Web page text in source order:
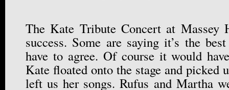
The Kate Tribute Concert at Massey
success. Some are saying it’s the
have to agree. Of course it would
Kate floated onto the stage and picked
left us her songs. Rufus and Martha